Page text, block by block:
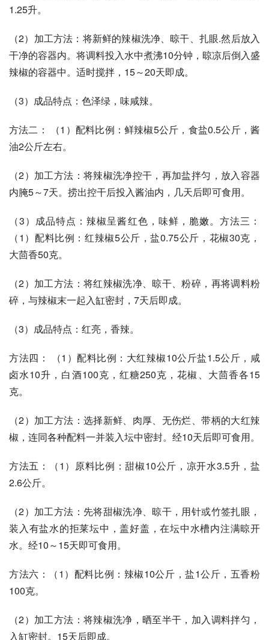
1.25升。
（2）加工方法：将新鲜的辣椒洗净、晾干、扎眼.然后放入
干净的容器内。将调料投入水中煮沸10分钟，晾凉后倒入盛
辣椒的容器中。适时搅拌，15～20天即成。
（3）成品特点：色泽绿，味咸辣。
方法二： （1）配料比例：鲜辣椒5公斤，食盐0.5公斤，酱
油2公斤左右。
（2）加工方法：将辣椒洗净控干，再加盐拌匀，放入容器
内腌5～7天。捞出控干后投入酱油内，几天后即可食用。
（3）成品特点：辣椒呈酱红色，味鲜，脆嫩。方法三：
（1）配料比例：红辣椒5公斤，盐0.75公斤，花椒30克，
大茴香50克。
（2）加工方法：将红辣椒洗净、晾干、粉碎，再将调料粉
碎，与辣椒末一起入缸密封，7天后即成。
（3）成品特点：红亮，香辣。
方法四： （1）配料比例：大红辣椒10公斤盐1.5公斤，咸
卤水10升，白酒100克，红糖250克，花椒、大茴香各15
克。
（2）加工方法：选择新鲜、肉厚、无伤烂、带柄的大红辣
方法五：（1）原料比例：甜椒10公斤，凉开水3.5升，盐
2.6公斤。
（2）加工方法：先将甜椒洗净、晾干，用针或竹签扎眼，
装入有盐水的拒莱坛中，盖好盖，在坛中水槽内注满晾开
水。经10～15天即可食用。
方法六：（1）配料比例：辣椒10公斤，盐1公斤，五香粉
100克。
（2）加工方法：将辣椒洗净，晒至半干，加入调料拌匀，
入缸密封。15天后即成。